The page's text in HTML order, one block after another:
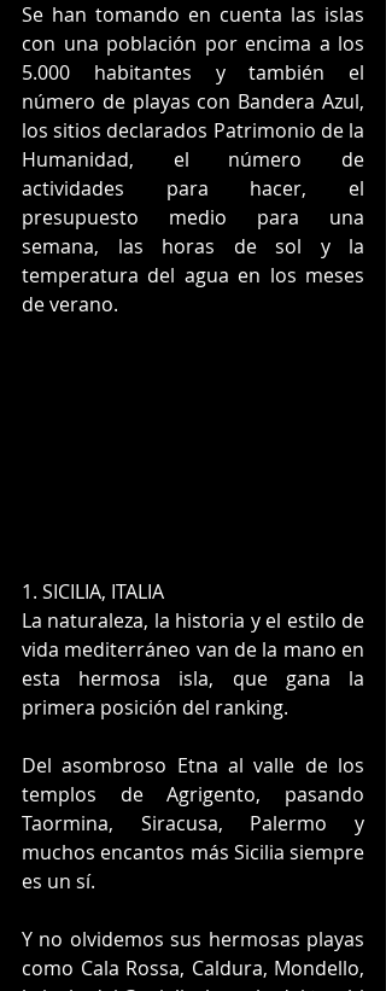
Se han tomando en cuenta las islas
con una población por encima a los
5.000 habitantes y también el
número de playas con Bandera Azul,
los sitios declarados Patrimonio de la
Humanidad, el número de
actividades para hacer, el
presupuesto medio para una
semana, las horas de sol y la
temperatura del agua en los meses
de verano.
1. SICILIA, ITALIA
La naturaleza, la historia y el estilo de
vida mediterráneo van de la mano en
esta hermosa isla, que gana la
primera posición del ranking.
Del asombroso Etna al valle de los
templos de Agrigento, pasando
Taormina, Siracusa, Palermo y
muchos encantos más Sicilia siempre
es un sí.
Y no olvidemos sus hermosas playas
como Cala Rossa, Caldura, Mondello,